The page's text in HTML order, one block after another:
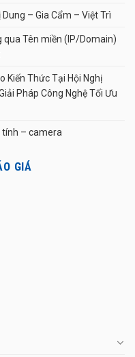
– Gia Cẩm – Việt Trì
Tên miền (IP/Domain)
Kiến Thức Tại Hội Nghị
Pháp Công Nghệ Tối Ưu
tính – camera
GIÁ